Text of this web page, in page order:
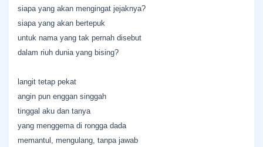
siapa yang akan mengingat jejaknya?
siapa yang akan bertepuk
untuk nama yang tak pernah disebut
dalam riuh dunia yang bising?
langit tetap pekat
angin pun enggan singgah
tinggal aku dan tanya
yang menggema di rongga dada
memantul, mengulang, tanpa jawab